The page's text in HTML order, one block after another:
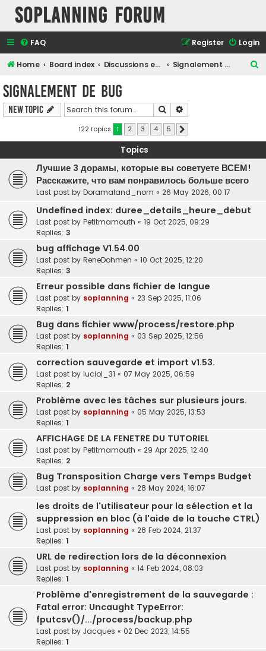
SOPlanning Forum
FAQ Login
Register
Home Board index Discussions en Français Signalement de bug
h
Signalement de bug
New Topic Search
122 topics 1 2 3 4 5
Topics
Лучшие 3 дорамы, которые вы советуете ВСЕМ!
Расскажите, что вам понравилось больше всего
Last post by Doramaland_nom « 26 May 2026, 00:17
Undefined index: duree_details_heure_debut
Last post by Petitmamouth « 19 Oct 2025, 09:29
Replies: 3
bug affichage V1.54.00
Last post by ReneDohmen « 10 Oct 2025, 12:20
Replies: 3
Erreur possible dans fichier de langue
Last post by soplanning « 23 Sep 2025, 11:06
Replies: 1
Bug dans fichier www/process/restore.php
Last post by soplanning « 03 Sep 2025, 12:56
Replies: 1
correction sauvegarde et import v1.53.
Last post by luciol_31 « 07 May 2025, 06:59
Replies: 2
Problème avec les tâches sur plusieurs jours.
Last post by soplanning « 05 May 2025, 13:53
Replies: 1
AFFICHAGE DE LA FENETRE DU TUTORIEL
Last post by Petitmamouth « 29 Apr 2025, 12:40
Replies: 2
Bug Transposition Charge vers Temps Budget
Last post by soplanning « 28 May 2024, 16:07
les droits de l'utilisateur pour la sélection et la
suppression en bloc (à l'aide de la touche CTRL)
Last post by soplanning « 28 Feb 2024, 21:37
Replies: 1
URL de redirection lors de la déconnexion
Last post by soplanning « 14 Feb 2024, 08:03
Replies: 1
Problème d'enregistrement de la sauvegarde :
Fatal error: Uncaught TypeError:
fputcsv()/.../process/backup.php
Last post by Jacques « 02 Dec 2023, 14:55
Replies: 1